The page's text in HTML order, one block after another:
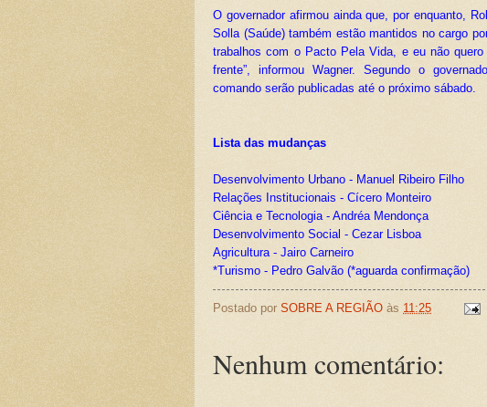
O governador afirmou ainda que, por enquanto,
Solla (Saúde) também estão mantidos no cargo
trabalhos com o Pacto Pela Vida, e eu não
frente”, informou Wagner. Segundo o
comando serão publicadas até o próximo sábado.
Lista das mudanças
Desenvolvimento Urbano - Manuel Ribeiro Filho
Relações Institucionais - Cícero Monteiro
Ciência e Tecnologia - Andréa Mendonça
Desenvolvimento Social - Cezar Lisboa
Agricultura - Jairo Carneiro
*Turismo - Pedro Galvão (*aguarda confirmação)
Postado por SOBRE A REGIÃO às 11:25
Nenhum comentário: